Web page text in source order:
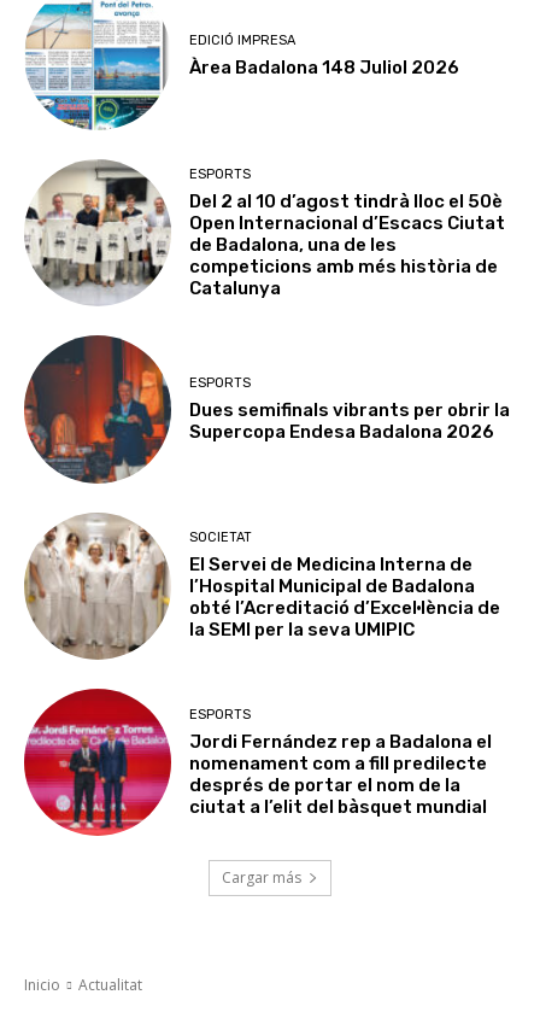
EDICIÓ IMPRESA
Àrea Badalona 148 Juliol 2026
ESPORTS
Del 2 al 10 d’agost tindrà lloc el 50è
Open Internacional d’Escacs Ciutat
de Badalona, una de les
competicions amb més història de
Catalunya
ESPORTS
Dues semifinals vibrants per obrir la
Supercopa Endesa Badalona 2026
SOCIETAT
El Servei de Medicina Interna de
l’Hospital Municipal de Badalona
obté l’Acreditació d’Excel·lència de
la SEMI per la seva UMIPIC
ESPORTS
Jordi Fernández rep a Badalona el
nomenament com a fill predilecte
després de portar el nom de la
ciutat a l’elit del bàsquet mundial
Cargar más